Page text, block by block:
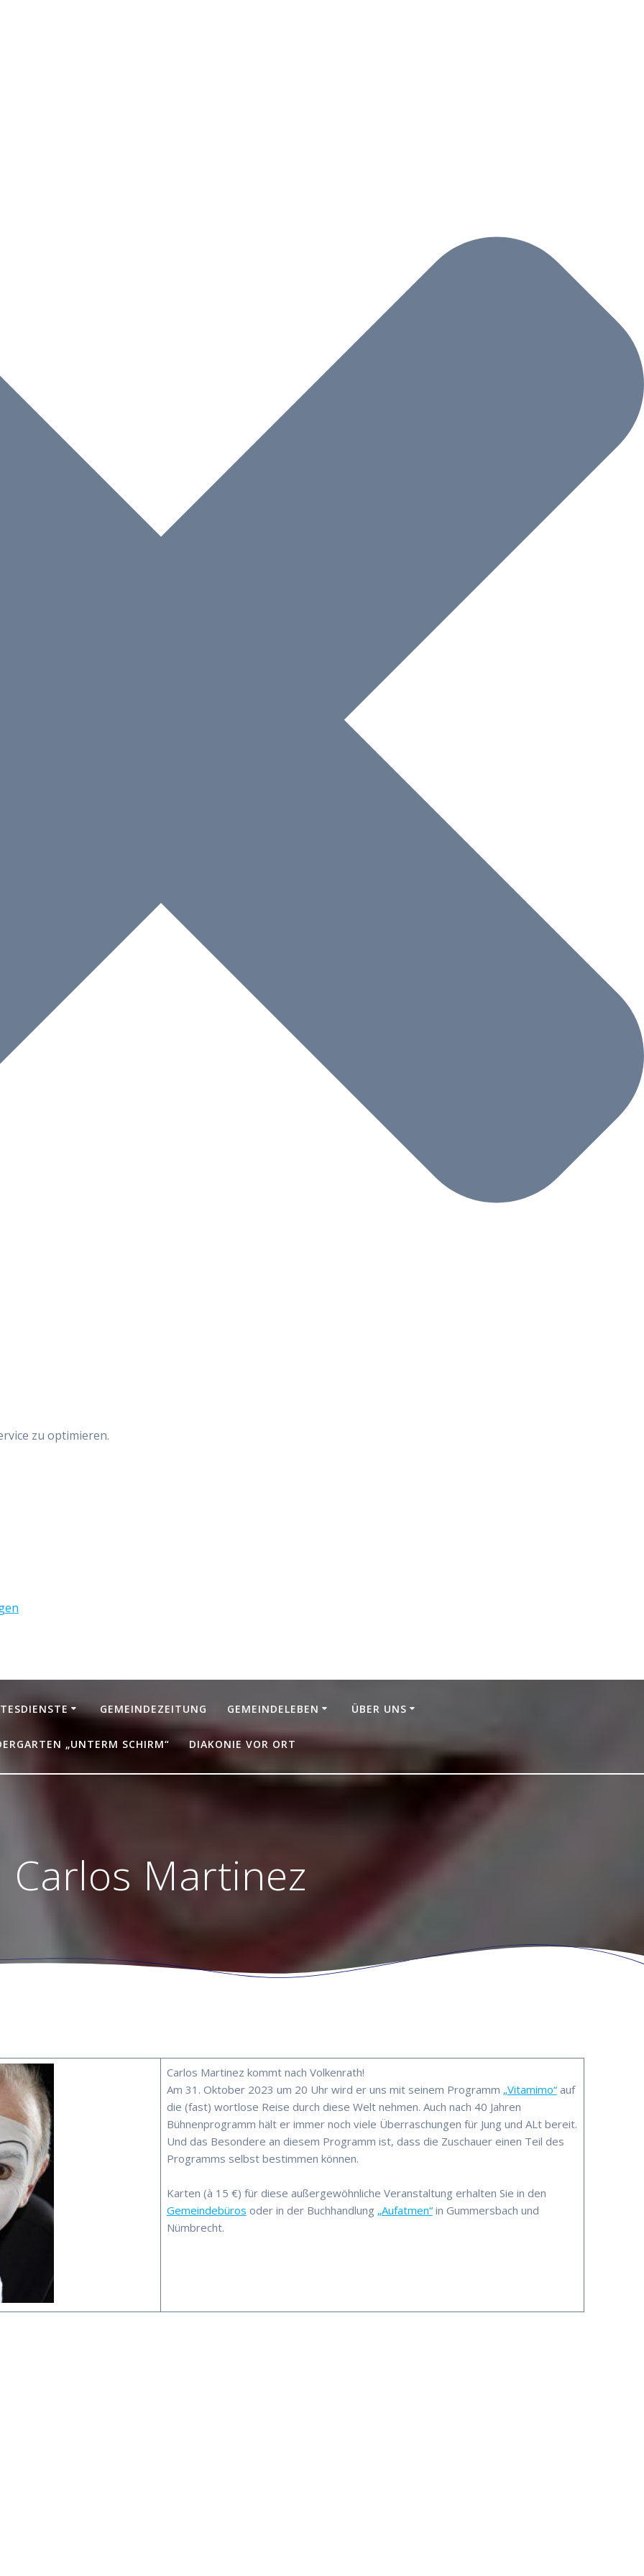
zu optimieren.
GEMEINDEZEITUNG GEMEINDELEBEN ÜBER UNS
„UNTERM SCHIRM“ DIAKONIE VOR ORT
Carlos Martinez
Carlos Martinez kommt nach Volkenrath!
Am 31. Oktober 2023 um 20 Uhr wird er uns mit seinem Programm „Vitamimo“auf
die (fast) wortlose Reise durch diese Welt nehmen. Auch nach 40 Jahren
Bühnenprogramm hält er immer noch viele Überraschungen für Jung und ALt bereit.
Und das Besondere an diesem Programm ist, dass die Zuschauer einen Teil des
Programms selbst bestimmen können.
Karten (à 15 €) für diese außergewöhnliche Veranstaltung erhalten Sie in den
Gemeindebüros oder in der Buchhandlung „Aufatmen“in Gummersbach und
Nümbrecht.